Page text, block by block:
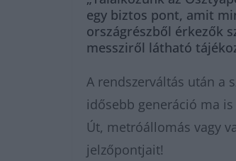
egy biztos pont, amit
országrészből érkezők
messziről látható
A rendszerváltás után a
idősebb generáció ma
Út, metróállomás vagy
jelzőpontjait!